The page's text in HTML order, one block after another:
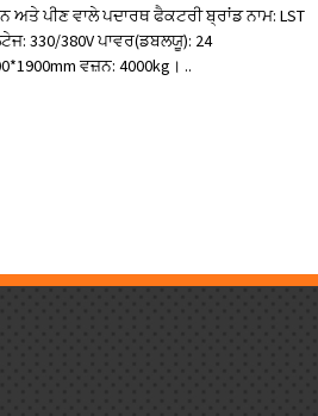
ਪੀਣ ਵਾਲੇ ਪਦਾਰਥ ਫੈਕਟਰੀ ਬ੍ਰਾਂਡ ਨਾਮ: LST
330/380V ਪਾਵਰ(ਡਬਲਯੂ): 24
ਵਜ਼ਨ: 4000kg। ..